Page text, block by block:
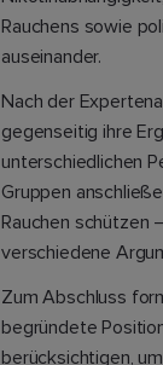
Rauchens sowie
auseinander.
Nach der
gegenseitig ihre
unterschiedlichen
Gruppen
Rauchen schützen
verschiedene
Zum Abschluss
begründete
berücksichtigen,